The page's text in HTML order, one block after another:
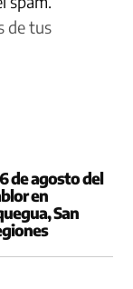
de tus
de agosto del
en
San